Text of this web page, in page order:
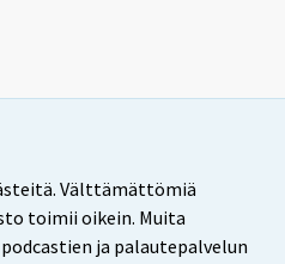
Välttämättömiä
toimii oikein. Muita
ja palautepalvelun